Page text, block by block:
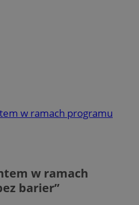
w ramach programu
w ramach
barier”